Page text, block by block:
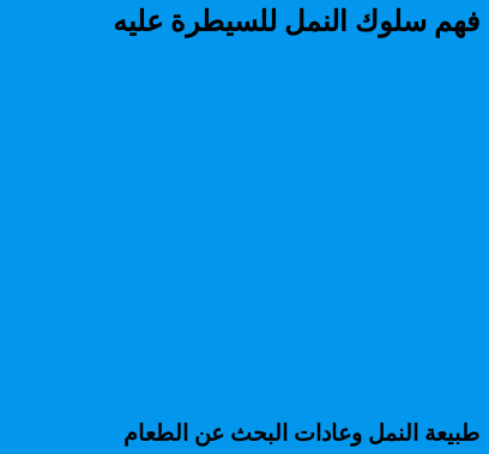
فهم سلوك النمل للسيطرة عليه
طبيعة النمل وعادات البحث عن الطعام